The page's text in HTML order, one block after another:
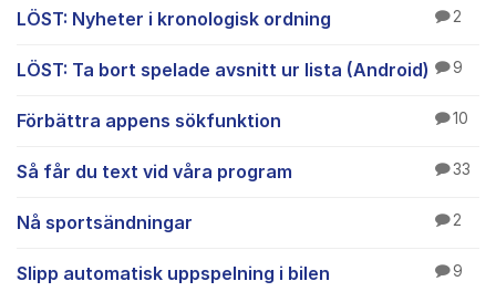
LÖST: Nyheter i kronologisk ordning 2
LÖST: Ta bort spelade avsnitt ur lista (Android) 9
Förbättra appens sökfunktion 10
Så får du text vid våra program 33
Nå sportsändningar 2
Slipp automatisk uppspelning i bilen 9